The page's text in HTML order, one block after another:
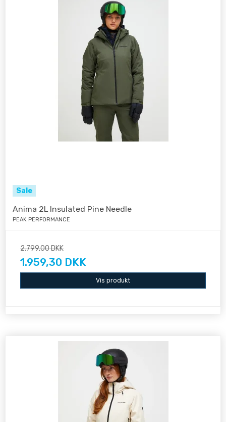
Sale
Anima 2L Insulated Pine Needle
PEAK PERFORMANCE
2.799,00 DKK
1.959,30 DKK
Vis produkt